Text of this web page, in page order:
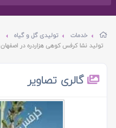
خدمات
تولیدی گل و گیاه
تولید نشا کرفس کوهی هزاردره در اصفهان
گالری تصاویر